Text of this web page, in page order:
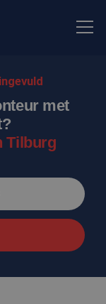
met
Tilburg